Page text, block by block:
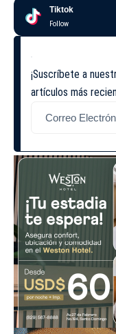
Tiktok
Follow
¡Suscríbete a
artículos más